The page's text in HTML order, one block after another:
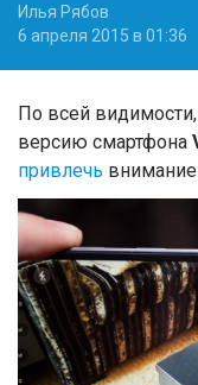
Илья Рябов
6 апреля 2015 в 01:36
По всей видимости,
версию смартфона
привлечь